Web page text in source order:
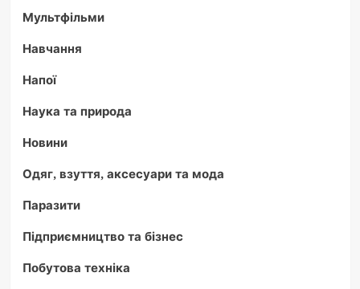
Мультфільми
Навчання
Напої
Наука та природа
Новини
Одяг, взуття, аксесуари та мода
Паразити
Підприємництво та бізнес
Побутова техніка